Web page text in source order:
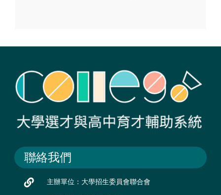
聯絡我們
主辦單位：大學招生委員會聯合會